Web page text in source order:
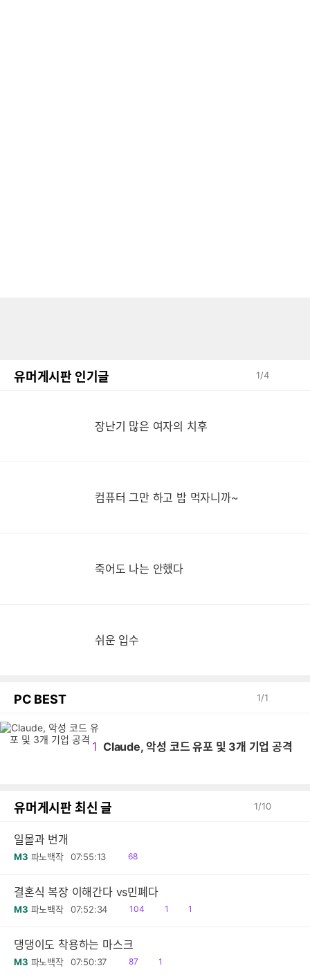
유머게시판 인기글 1/4
장난기 많은 여자의 치후
컴퓨터 그만 하고 밥 먹자니까~
죽어도 나는 안했다
쉬운 입수
PC BEST 1/1
1 Claude, 악성 코드 유포 및 3개 기업 공격
유머게시판 최신 글 1/10
일몰과 번개
M3 파노백작 07:55:13
읽
68
결혼식 복장 이해간다 vs민폐다
M3 파노백작 07:52:34
읽
104
공1
댓1
댕댕이도 착용하는 마스크
M3 파노백작 07:50:37
읽
87
공1